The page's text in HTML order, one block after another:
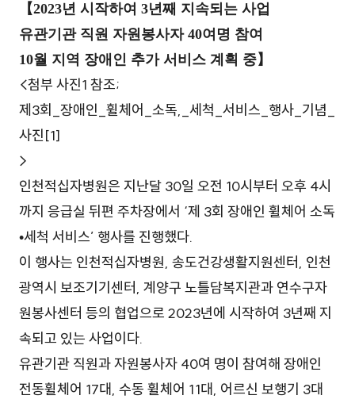
【2023년 시작하여 3년째 지속되는 사업
유관기관 직원 자원봉사자 40여명 참여
10월 지역 장애인 추가 서비스 계획 중】
<첨부 사진1 참조;
제3회_장애인_휠체어_소독,_세척_서비스_행사_기념_
사진[1]
>
인천적십자병원은 지난달 30일 오전 10시부터 오후 4시
까지 응급실 뒤편 주차장에서 ‘제 3회 장애인 휠체어 소독
•세척 서비스’ 행사를 진행했다.
이 행사는 인천적십자병원, 송도건강생활지원센터, 인천
광역시 보조기기센터, 계양구 노틀담복지관과 연수구자
원봉사센터 등의 협업으로 2023년에 시작하여 3년째 지
속되고 있는 사업이다.
유관기관 직원과 자원봉사자 40여 명이 참여해 장애인
전동휠체어 17대, 수동 휠체어 11대, 어르신 보행기 3대